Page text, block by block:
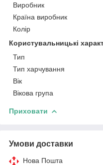
Виробник
Країна виробник
Колір
Користувальницькі
Тип
Тип харчування
Вік
Вікова група
Приховати
Умови доставки
Нова Пошта